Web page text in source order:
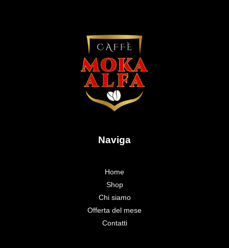
Naviga
Home
Shop
Chi siamo
Offerta del mese
Contatti